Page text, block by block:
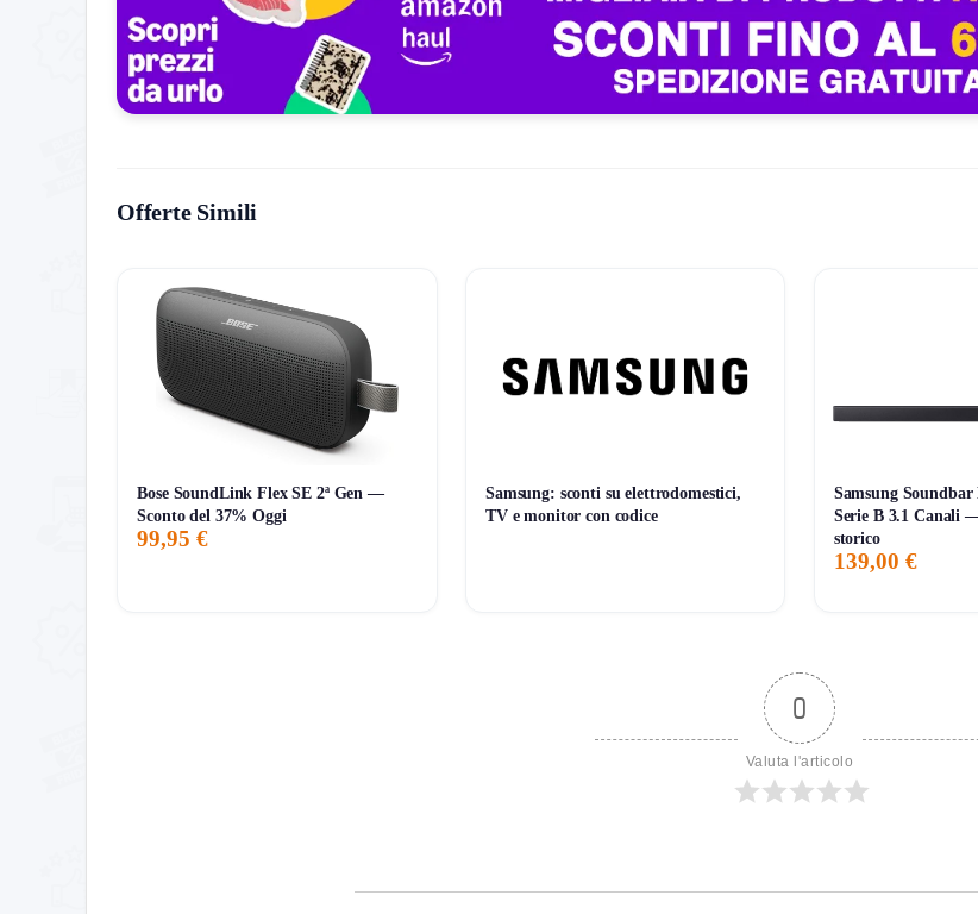
🎮 Quattro HDMI per collegare console, decoder e soundbar senza limiti.
💡 Personalizzazione AI: il TV riconosce la voce e suggerisce contenuti in base alle tue abitudini.
Questo modello supporta le piattaforme di streaming più diffuse e si adatta agli ambienti più grandi,
156 giorni di monitoraggio
ATTUALE MINIMO
7G 30G 90G Tutto
Offerte Simili
Bose SoundLink Flex SE 2ª Gen —
Sconto del 37% Oggi
99,95 €
Samsung: sconti su elettrodomestici,
TV e monitor con codice
Samsung
Serie B 3.1 Canali
storico
139,00 €
0
Valuta l'articolo